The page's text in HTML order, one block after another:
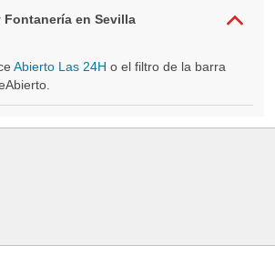
Fontanería en Sevilla
Abierto Las 24H o el filtro de la barra